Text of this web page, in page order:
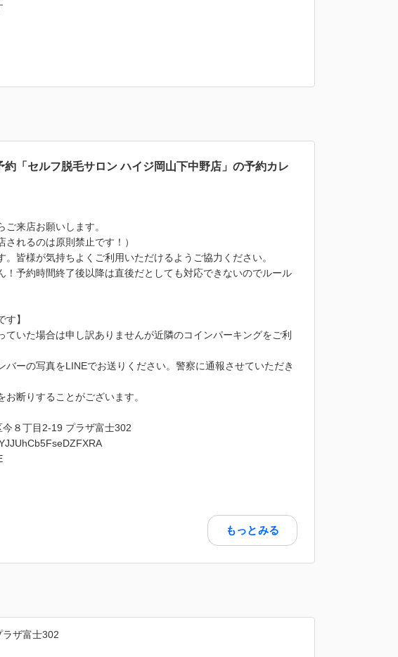
約「セルフ脱毛サロン ハイジ岡山下中野店」の予約カレ
来店お願いします。
れるのは原則禁止です！）
皆様が気持ちよくご利用いただけるようご協力ください。
予約時間終了後以降は直後だとしても対応できないのでルール
】
いた場合は申し訳ありませんが近隣のコインパーキングをご利
ーの写真をLINEでお送りください。警察に通報させていただき
断りすることがございます。
今８丁目2-19 プラザ富士302
もっとみる
ザ富士302